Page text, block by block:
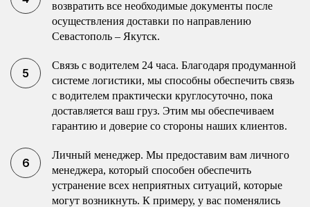
возвратить все необходимые документы после
осуществления доставки по направлению
Севастополь – Якутск.
Связь с водителем 24 часа. Благодаря продуманной
системе логистики, мы способны обеспечить связь
с водителем практически круглосуточно, пока
доставляется ваш груз. Этим мы обеспечиваем
гарантию и доверие со стороны наших клиентов.
Личный менеджер. Мы предоставим вам личного
менеджера, который способен обеспечить
устранение всех неприятных ситуаций, которые
могут возникнуть. К примеру, у вас поменялись